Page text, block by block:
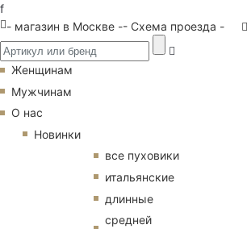
f
- магазин в Москве -- Схема проезда -
Женщинам
Мужчинам
О нас
Новинки
все пуховики
итальянские
длинные
средней